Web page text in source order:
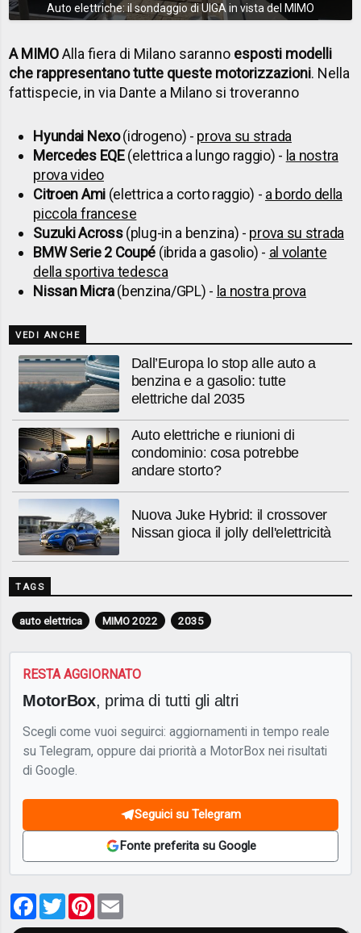
Auto elettriche: il sondaggio di UIGA in vista del MIMO
A MIMOAlla fiera di Milano saranno esposti modelli
che rappresentano tutte queste motorizzazioni. Nella
fattispecie, in via Dante a Milano si troveranno
Hyundai Nexo(idrogeno) - prova su strada
Mercedes EQE(elettrica a lungo raggio) - la nostra
prova video
Citroen Ami(elettrica a corto raggio) - a bordo della
piccola francese
Suzuki Across(plug-in a benzina) - prova su strada
BMW Serie 2 Coupé (ibrida a gasolio) - al volante
della sportiva tedesca
Nissan Micra(benzina/GPL) - la nostra prova
VEDI ANCHE
Dall’Europa lo stop alle auto a
benzina e a gasolio: tutte
elettriche dal 2035
Auto elettriche e riunioni di
condominio: cosa potrebbe
andare storto?
Nuova Juke Hybrid: il crossover
Nissan gioca il jolly dell'elettricità
TAGS
auto elettrica MIMO 2022 2035
RESTA AGGIORNATO
MotorBox, prima di tutti gli altri
Scegli come vuoi seguirci: aggiornamenti in tempo reale
su Telegram, oppure dai priorità a MotorBox nei risultati
di Google.
Seguici su Telegram
Fonte preferita su Google
Facebook
TwitterPinterest